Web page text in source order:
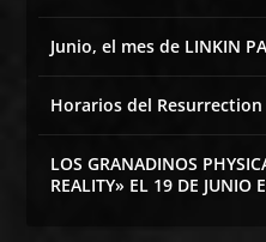
Junio, el mes de LINKIN
Horarios del Resurrection
LOS GRANADINOS
REALITY» EL 19 DE JUNIO